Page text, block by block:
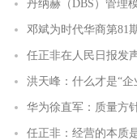
丹纳赫（DBS）管理
邓斌为时代华商第81
任正非在人民日报发
洪天峰：什么才是“企
华为徐直军：质量方
任正非：经营的本质